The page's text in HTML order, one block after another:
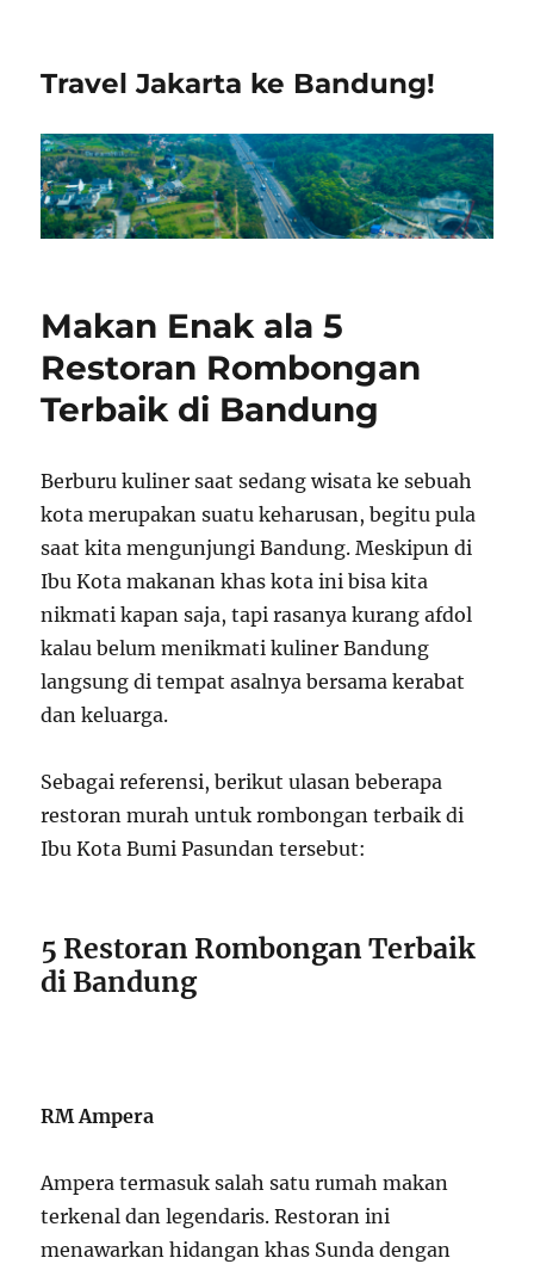
Travel Jakarta ke Bandung!
Makan Enak ala 5
Restoran Rombongan
Terbaik di Bandung
Berburu kuliner saat sedang wisata ke sebuah
kota merupakan suatu keharusan, begitu pula
saat kita mengunjungi Bandung. Meskipun di
Ibu Kota makanan khas kota ini bisa kita
nikmati kapan saja, tapi rasanya kurang afdol
kalau belum menikmati kuliner Bandung
langsung di tempat asalnya bersama kerabat
dan keluarga.
Sebagai referensi, berikut ulasan beberapa
restoran murah untuk rombongan terbaik di
Ibu Kota Bumi Pasundan tersebut:
5 Restoran Rombongan Terbaik
di Bandung
RM Ampera
Ampera termasuk salah satu rumah makan
terkenal dan legendaris. Restoran ini
menawarkan hidangan khas Sunda dengan